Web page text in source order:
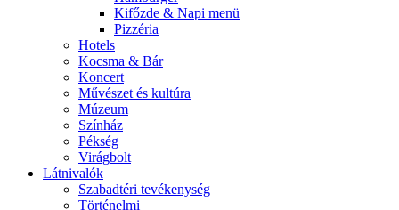
Kifőzde & Napi menü
Pizzéria
Hotels
Kocsma & Bár
Koncert
Művészet és kultúra
Múzeum
Színház
Pékség
Virágbolt
Látnivalók
Szabadtéri tevékenység
Történelmi